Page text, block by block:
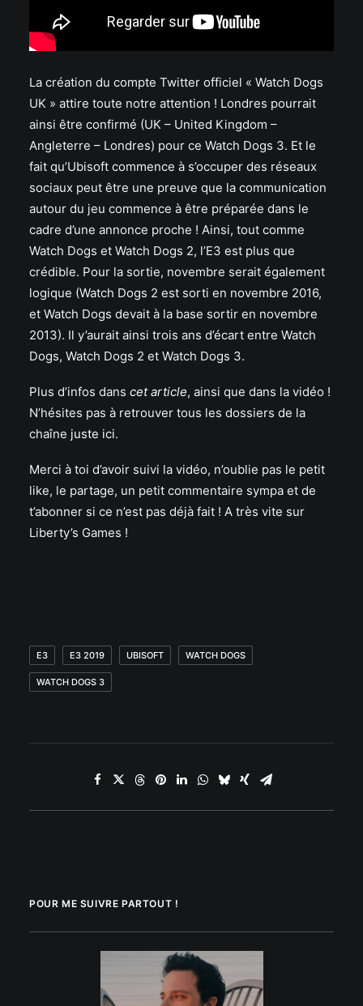
La création du compte Twitter officiel « Watch Dogs
UK » attire toute notre attention ! Londres pourrait
ainsi être confirmé (UK – United Kingdom –
Angleterre – Londres) pour ce Watch Dogs 3. Et le
fait qu’Ubisoft commence à s’occuper des réseaux
sociaux peut être une preuve que la communication
autour du jeu commence à être préparée dans le
cadre d’une annonce proche ! Ainsi, tout comme
Watch Dogs et Watch Dogs 2, l’E3 est plus que
crédible. Pour la sortie, novembre serait également
logique (Watch Dogs 2 est sorti en novembre 2016,
et Watch Dogs devait à la base sortir en novembre
2013). Il y’aurait ainsi trois ans d’écart entre Watch
Dogs, Watch Dogs 2 et Watch Dogs 3.
Plus d’infos dans cet article, ainsi que dans la vidéo !
N’hésites pas à retrouver tous les dossiers de la
chaîne juste ici.
Merci à toi d’avoir suivi la vidéo, n’oublie pas le petit
like, le partage, un petit commentaire sympa et de
t’abonner si ce n’est pas déjà fait ! A très vite sur
Liberty’s Games !
E3 E3 2019 UBISOFT WATCH DOGS
WATCH DOGS 3
POUR ME SUIVRE PARTOUT !